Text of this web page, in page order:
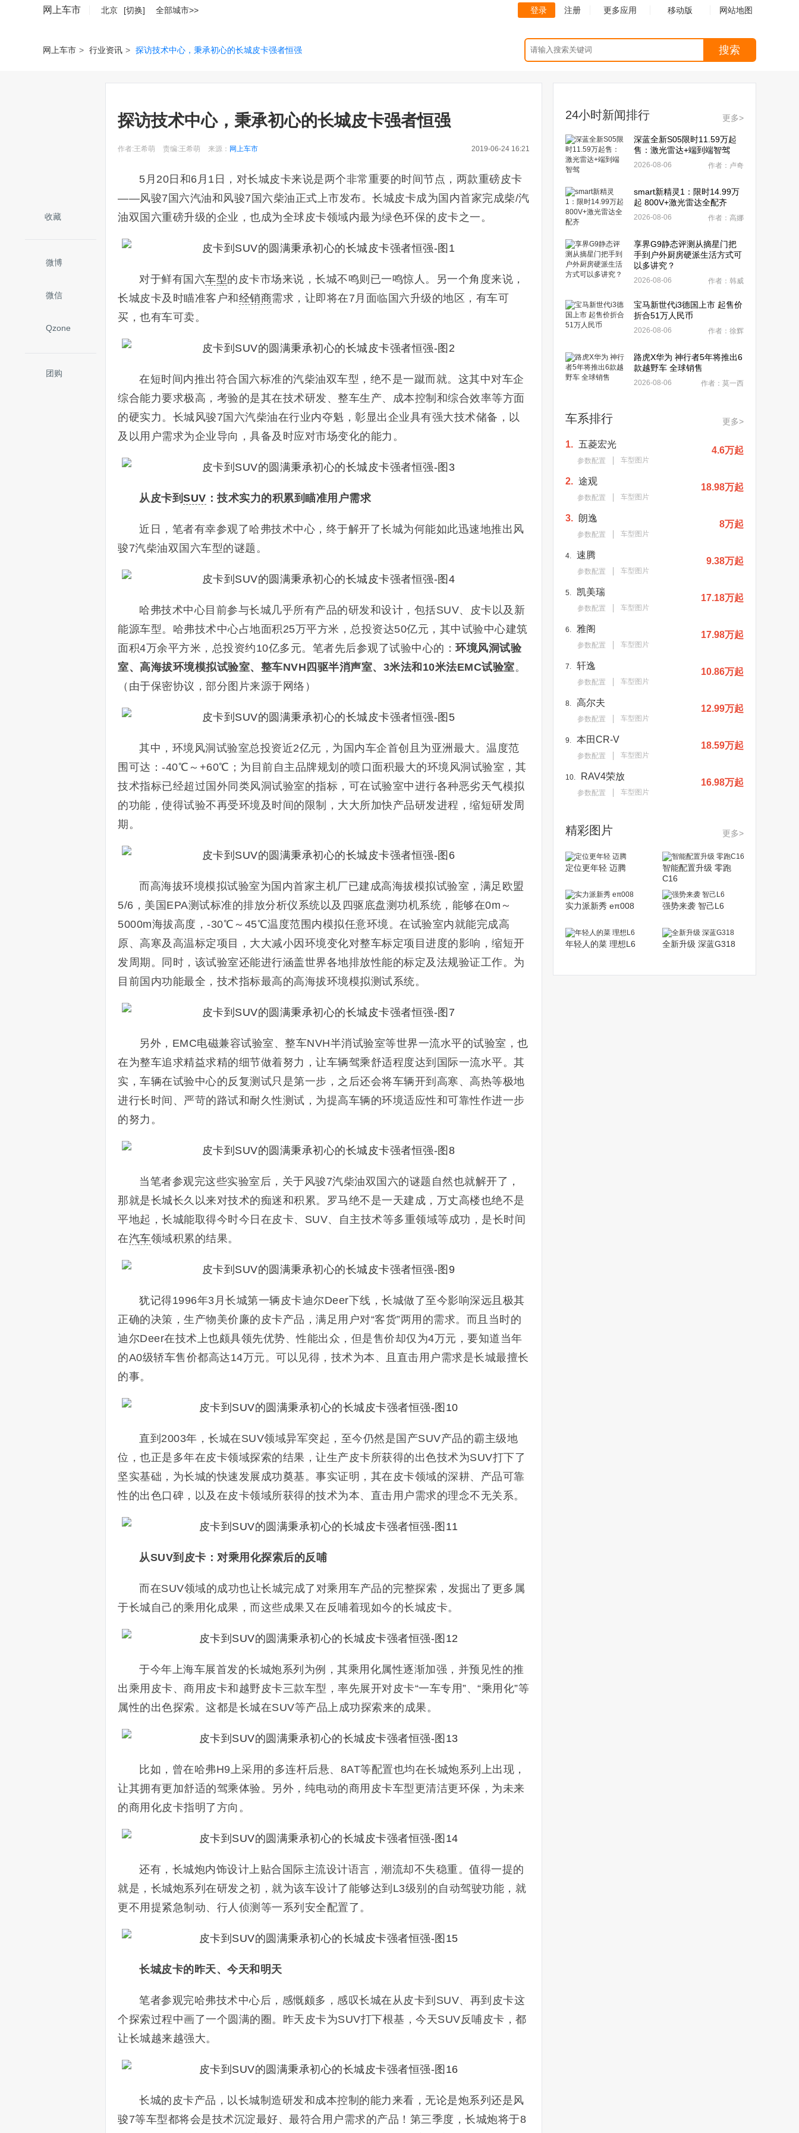
网上车市 北京 [切换] 全部城市>> 登录 注册 更多应用 移动版 网站地图
网上车市 > 行业资讯 > 探访技术中心，秉承初心的长城皮卡强者恒强 搜索
收藏
微博
微信
Qzone
团购
探访技术中心，秉承初心的长城皮卡强者恒强
作者:王希萌 责编:王希萌 来源： 网上车市 2019-06-24 16:21
5月20日和6月1日，对长城皮卡来说是两个非常重要的时间节点，两款重磅皮卡
——风骏7国六汽油和风骏7国六柴油正式上市发布。长城皮卡成为国内首家完成柴/汽
油双国六重磅升级的企业，也成为全球皮卡领域内最为绿色环保的皮卡之一。
对于鲜有国六车型的皮卡市场来说，长城不鸣则已一鸣惊人。另一个角度来说，
长城皮卡及时瞄准客户和经销商需求，让即将在7月面临国六升级的地区，有车可
买，也有车可卖。
在短时间内推出符合国六标准的汽柴油双车型，绝不是一蹴而就。这其中对车企
综合能力要求极高，考验的是其在技术研发、整车生产、成本控制和综合效率等方面
的硬实力。长城风骏7国六汽柴油在行业内夺魁，彰显出企业具有强大技术储备，以
及以用户需求为企业导向，具备及时应对市场变化的能力。
从皮卡到 SUV ：技术实力的积累到瞄准用户需求
近日，笔者有幸参观了哈弗技术中心，终于解开了长城为何能如此迅速地推出风
骏7汽柴油双国六车型的谜题。
哈弗技术中心目前参与长城几乎所有产品的研发和设计，包括SUV、皮卡以及新
能源车型。哈弗技术中心占地面积25万平方米，总投资达50亿元，其中试验中心建筑
面积4万余平方米，总投资约10亿多元。笔者先后参观了试验中心的： 环境风洞试验
室、高海拔环境模拟试验室、整车NVH四驱半消声室、3米法和10米法EMC试验室。
（由于保密协议，部分图片来源于网络）
其中，环境风洞试验室总投资近2亿元，为国内车企首创且为亚洲最大。温度范
围可达：-40℃～+60℃；为目前自主品牌规划的喷口面积最大的环境风洞试验室，其
技术指标已经超过国外同类风洞试验室的指标，可在试验室中进行各种恶劣天气模拟
的功能，使得试验不再受环境及时间的限制，大大所加快产品研发进程，缩短研发周
期。
而高海拔环境模拟试验室为国内首家主机厂已建成高海拔模拟试验室，满足欧盟
5/6，美国EPA测试标准的排放分析仪系统以及四驱底盘测功机系统，能够在0m～
5000m海拔高度，-30℃～45℃温度范围内模拟任意环境。在试验室内就能完成高
原、高寒及高温标定项目，大大减小因环境变化对整车标定项目进度的影响，缩短开
发周期。同时，该试验室还能进行涵盖世界各地排放性能的标定及法规验证工作。为
目前国内功能最全，技术指标最高的高海拔环境模拟测试系统。
另外，EMC电磁兼容试验室、整车NVH半消试验室等世界一流水平的试验室，也
在为整车追求精益求精的细节做着努力，让车辆驾乘舒适程度达到国际一流水平。其
实，车辆在试验中心的反复测试只是第一步，之后还会将车辆开到高寒、高热等极地
进行长时间、严苛的路试和耐久性测试，为提高车辆的环境适应性和可靠性作进一步
的努力。
当笔者参观完这些实验室后，关于风骏7汽柴油双国六的谜题自然也就解开了，
那就是长城长久以来对技术的痴迷和积累。罗马绝不是一天建成，万丈高楼也绝不是
平地起，长城能取得今时今日在皮卡、SUV、自主技术等多重领域等成功，是长时间
在汽车领域积累的结果。
犹记得1996年3月长城第一辆皮卡迪尔Deer下线，长城做了至今影响深远且极其
正确的决策，生产物美价廉的皮卡产品，满足用户对“客货”两用的需求。而且当时的
迪尔Deer在技术上也颇具领先优势、性能出众，但是售价却仅为4万元，要知道当年
的A0级轿车售价都高达14万元。可以见得，技术为本、且直击用户需求是长城最擅长
的事。
直到2003年，长城在SUV领域异军突起，至今仍然是国产SUV产品的霸主级地
位，也正是多年在皮卡领域探索的结果，让生产皮卡所获得的出色技术为SUV打下了
坚实基础，为长城的快速发展成功奠基。事实证明，其在皮卡领域的深耕、产品可靠
性的出色口碑，以及在皮卡领域所获得的技术为本、直击用户需求的理念不无关系。
从SUV到皮卡：对乘用化探索后的反哺
而在SUV领域的成功也让长城完成了对乘用车产品的完整探索，发掘出了更多属
于长城自己的乘用化成果，而这些成果又在反哺着现如今的长城皮卡。
于今年上海车展首发的长城炮系列为例，其乘用化属性逐渐加强，并预见性的推
出乘用皮卡、商用皮卡和越野皮卡三款车型，率先展开对皮卡“一车专用”、“乘用化”等
属性的出色探索。这都是长城在SUV等产品上成功探索来的成果。
比如，曾在哈弗H9上采用的多连杆后悬、8AT等配置也均在长城炮系列上出现，
让其拥有更加舒适的驾乘体验。另外，纯电动的商用皮卡车型更清洁更环保，为未来
的商用化皮卡指明了方向。
还有，长城炮内饰设计上贴合国际主流设计语言，潮流却不失稳重。值得一提的
就是，长城炮系列在研发之初，就为该车设计了能够达到L3级别的自动驾驶功能，就
更不用提紧急制动、行人侦测等一系列安全配置了。
长城皮卡的昨天、今天和明天
笔者参观完哈弗技术中心后，感慨颇多，感叹长城在从皮卡到SUV、再到皮卡这
个探索过程中画了一个圆满的圈。昨天皮卡为SUV打下根基，今天SUV反哺皮卡，都
让长城越来越强大。
长城的皮卡产品，以长城制造研发和成本控制的能力来看，无论是炮系列还是风
骏7等车型都将会是技术沉淀最好、最符合用户需求的产品！第三季度，长城炮将于8
24小时新闻排行 更多>
深蓝全新S05限时11.59万起
售：激光雷达+端到端智驾
2026-08-06 作者：卢奇
smart新精灵1：限时14.99万
起 800V+激光雷达全配齐
2026-08-06 作者：高娜
享界G9静态评测从摘星门把
手到户外厨房硬派生活方式可
以多讲究？
2026-08-06 作者：韩威
宝马新世代i3德国上市 起售价
折合51万人民币
2026-08-06 作者：徐辉
路虎X华为 神行者5年将推出6
款越野车 全球销售
2026-08-06 作者：莫一西
车系排行 更多>
1. 五菱宏光
参数配置 车型图片
4.6万起
2. 途观
参数配置 车型图片
18.98万起
3. 朗逸
参数配置 车型图片
8万起
4. 速腾
参数配置 车型图片
9.38万起
5. 凯美瑞
参数配置 车型图片
17.18万起
6. 雅阁
参数配置 车型图片
17.98万起
7. 轩逸
参数配置 车型图片
10.86万起
8. 高尔夫
参数配置 车型图片
12.99万起
9. 本田CR-V
参数配置 车型图片
18.59万起
10. RAV4荣放
参数配置 车型图片
16.98万起
精彩图片 更多>
定位更年轻 迈腾
智能配置升级 零跑
C16
实力派新秀 eπ008 强势来袭 智己L6
年轻人的菜 理想L6 全新升级 深蓝G318